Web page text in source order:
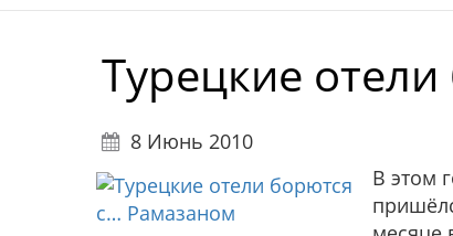
Турецкие
8 Июнь 2010
В этом